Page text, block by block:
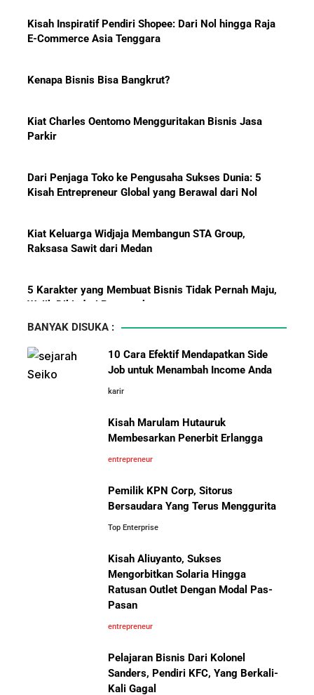
Baliknya
Hadiah Piala Dunia 2026: Berapa
Menanti Solar B50: Mampukah
Menjadi Revolusi Baru Energi
Penghalang Menuju Kesuksesan
Bisnis-Bisnis dan Pendapatan
Achraf Hakimi, Bintang Sepak
Bola Asal Maroko yang
Menaklukkan Eropa
Kisah Inspiratif Pendiri Shopee: Dari Nol hingga Raja
E-Commerce Asia Tenggara
Kenapa Bisnis Bisa Bangkrut?
Kiat Charles Oentomo Mengguritakan Bisnis Jasa
Parkir
Dari Penjaga Toko ke Pengusaha Sukses Dunia: 5
Kisah Entrepreneur Global yang Berawal dari Nol
Kiat Keluarga Widjaja Membangun STA Group,
Raksasa Sawit dari Medan
5 Karakter yang Membuat Bisnis Tidak Pernah Maju,
Wajib Dihindari Pengusaha
Bermula Dari Sebuah Klinik Kecil, Group Sismadi Kini
Makin Berkibar Di Bisnis Kesehatan
Diselesaikan oleh AI
Cara Menggunakan Canva di ChatGPT untuk
5 Pelajaran Hidup dari Pendiri Traveloka untuk Anak
Muda yang Ingin Sukses
Jangan Mau Selamanya Jadi Karyawan! Saatnya
Menjadi Pengusaha dan Mengubah Hidup Anda
Panduan Lengkap Membangun Pasar Ekspor: Cara
5 Pengusaha Pribumi Tersukses Dalam Bisnis
BANYAK DISUKA :
10 Cara Efektif Mendapatkan Side
Job untuk Menambah Income Anda
karir
Kisah Marulam Hutauruk
Membesarkan Penerbit Erlangga
entrepreneur
Pemilik KPN Corp, Sitorus
Bersaudara Yang Terus Menggurita
Top Enterprise
Kisah Aliuyanto, Sukses
Mengorbitkan Solaria Hingga
Ratusan Outlet Dengan Modal Pas-
Pasan
entrepreneur
Pelajaran Bisnis Dari Kolonel
Sanders, Pendiri KFC, Yang Berkali-
Kali Gagal